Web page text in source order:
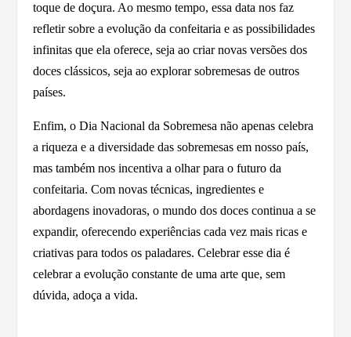
toque de doçura. Ao mesmo tempo, essa data nos faz
refletir sobre a evolução da confeitaria e as possibilidades
infinitas que ela oferece, seja ao criar novas versões dos
doces clássicos, seja ao explorar sobremesas de outros
países.
Enfim, o Dia Nacional da Sobremesa não apenas celebra
a riqueza e a diversidade das sobremesas em nosso país,
mas também nos incentiva a olhar para o futuro da
confeitaria. Com novas técnicas, ingredientes e
abordagens inovadoras, o mundo dos doces continua a se
expandir, oferecendo experiências cada vez mais ricas e
criativas para todos os paladares. Celebrar esse dia é
celebrar a evolução constante de uma arte que, sem
dúvida, adoça a vida.